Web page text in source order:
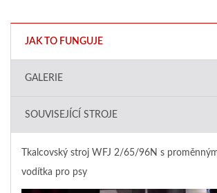
JAK TO FUNGUJE
GALERIE
SOUVISEJÍCÍ STROJE
Tkalcovský stroj WFJ 2/65/96N s
vodítka pro psy